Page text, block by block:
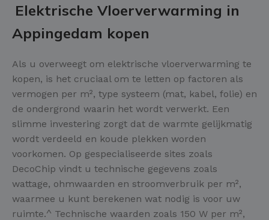
Elektrische Vloerverwarming in
Appingedam kopen
Als u overweegt om elektrische vloerverwarming te
kopen, is het cruciaal om te letten op factoren als
vermogen per m², type systeem (mat, kabel, folie) en
de ondergrond waarin het wordt verwerkt. Een
slimme investering zorgt dat de warmte gelijkmatig
wordt verdeeld en koude plekken worden
voorkomen. Op gespecialiseerde sites zoals
DecoChip vindt u technische gegevens zoals
wattage, ohmwaarden en stroomverbruik per m²,
waarmee u kunt berekenen wat nodig is voor uw
ruimte.^ Technische waarden zoals 150 W per m²,